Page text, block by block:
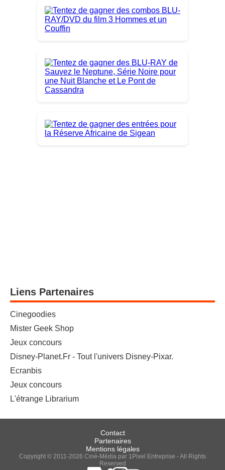
Liens Partenaires
Cinegoodies
Mister Geek Shop
Jeux concours
Disney-Planet.Fr - Tout l'univers Disney-Pixar.
Ecranbis
Jeux concours
L'étrange Librarium
Contact
Partenaires
Mentions légales
Copyright © 2011-2026 Ciné-Média par 1Pixel Entreprise - All Rights
Reserved